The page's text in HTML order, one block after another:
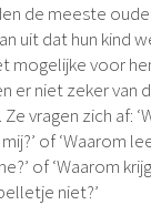
de meeste
uit dat hun kind
mogelijke voor
er niet zeker van
vragen zich af:
of ‘Waarom
of ‘Waarom
niet?’